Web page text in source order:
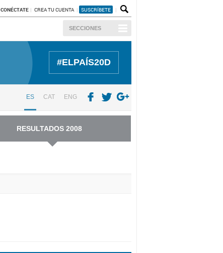
CONÉCTATE CREA TU CUENTA SUSCRÍBETE
SECCIONES
#ELPAÍS20D
ES CAT ENG
RESULTADOS 2008